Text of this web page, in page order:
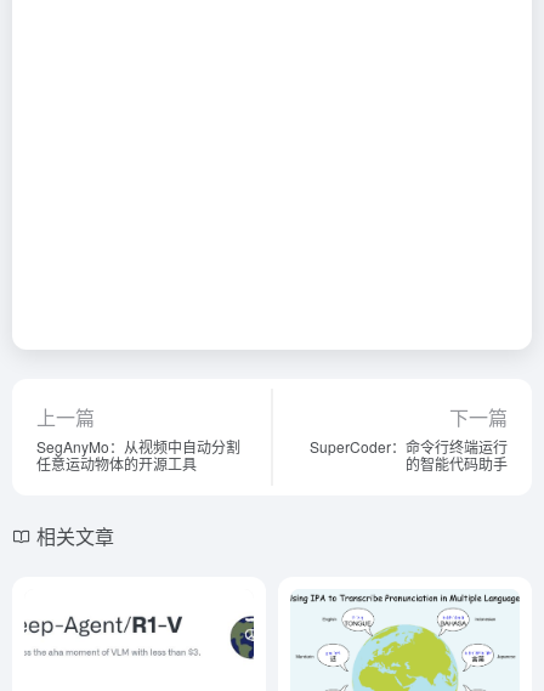
上一篇
SegAnyMo：从视频中自动分割
任意运动物体的开源工具
下一篇
SuperCoder：命令行终端运行
的智能代码助手
相关文章